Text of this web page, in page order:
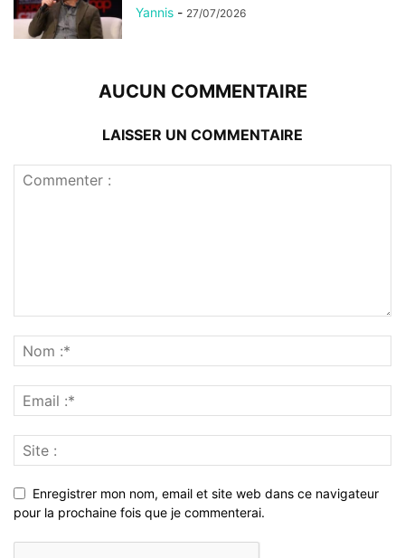
Yannis - 27/07/2026
AUCUN COMMENTAIRE
LAISSER UN COMMENTAIRE
Enregistrer mon nom, email et site web dans ce navigateur
pour la prochaine fois que je commenterai.